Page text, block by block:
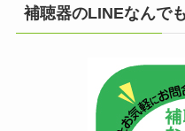
補聴器のLINEなんで